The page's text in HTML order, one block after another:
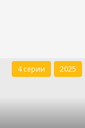
4 серии 2025